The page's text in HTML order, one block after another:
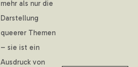
mehr als nur die
Darstellung
queerer Themen
– sie ist ein
Ausdruck von